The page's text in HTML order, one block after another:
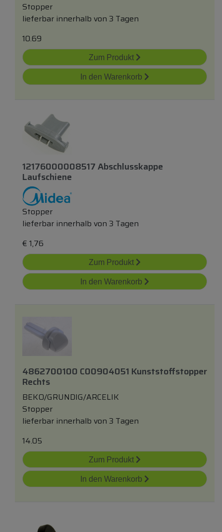
Stopper
lieferbar innerhalb von 3 Tagen
10.69
Zum Produkt
In den Warenkorb
12176000008517 Abschlusskappe
Laufschiene
Stopper
lieferbar innerhalb von 3 Tagen
€ 1,76
Zum Produkt
In den Warenkorb
4862700100 C00904051 Kunststoffstopper
Rechts
BEKO/GRUNDIG/ARCELIK
Stopper
lieferbar innerhalb von 3 Tagen
14.05
Zum Produkt
In den Warenkorb